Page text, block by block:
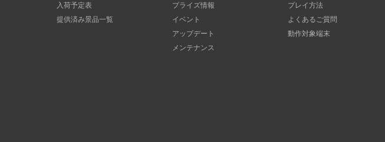
入荷予定表
提供済み景品一覧
プライズ情報
イベント
アップデート
メンテナンス
プレイ方法
よくあるご質問
動作対象端末